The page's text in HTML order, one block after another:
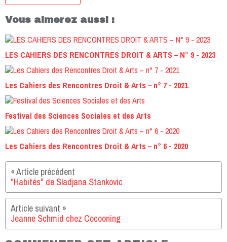
Vous aimerez aussi :
LES CAHIERS DES RENCONTRES DROIT & ARTS – N° 9 - 2023
Les Cahiers des Rencontres Droit & Arts – n° 7 - 2021
Festival des Sciences Sociales et des Arts
Les Cahiers des Rencontres Droit & Arts – n° 6 - 2020
"Habités" de Sladjana Stankovic
Jeanne Schmid chez Cocooning